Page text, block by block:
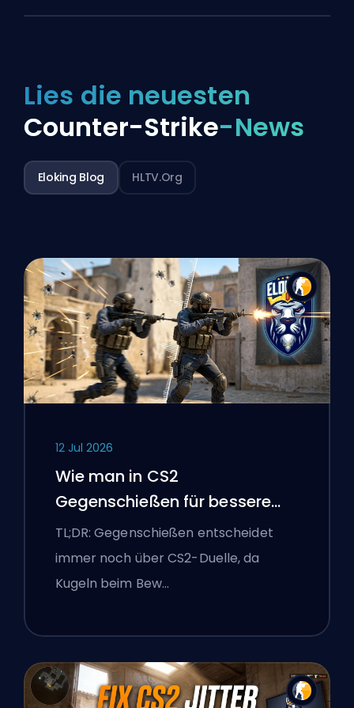
Lies die neuesten
Counter-Strike-News
Eloking Blog HLTV.org
12 Jul 2026
Wie man in CS2
Gegenschießen für bessere
Genauigkeit
TL;DR: Gegenschießen entscheidet
immer noch über CS2-Duelle, da
Kugeln beim Bew…